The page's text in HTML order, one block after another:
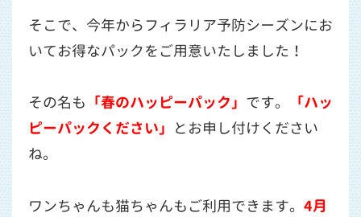
そこで、今年からフィラリア予防シーズンにお
いてお得なパックをご用意いたしました！
その名も 「春のハッピーパック」 です。
「ハッ
ピーパックください」 とお申し付けください
ね。
ワンちゃんも猫ちゃんもご利用できます。 4月